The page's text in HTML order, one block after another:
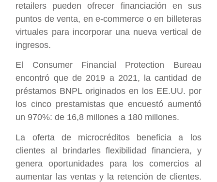
retailers pueden ofrecer financiación en sus
puntos de venta, en e-commerce o en billeteras
virtuales para incorporar una nueva vertical de
ingresos.
El Consumer Financial Protection Bureau
encontró que de 2019 a 2021, la cantidad de
préstamos BNPL originados en los EE.UU. por
los cinco prestamistas que encuestó aumentó
un 970%: de 16,8 millones a 180 millones.
La oferta de microcréditos beneficia a los
clientes al brindarles flexibilidad financiera, y
genera oportunidades para los comercios al
aumentar las ventas y la retención de clientes.